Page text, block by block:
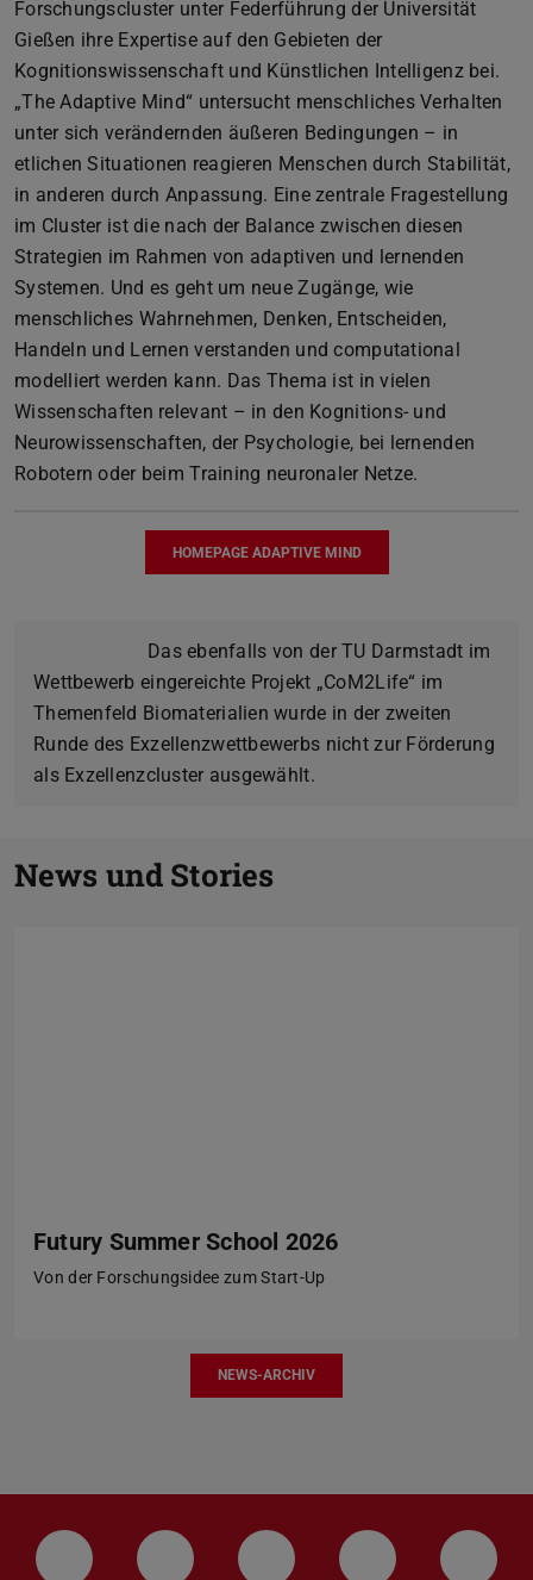
Forschungscluster unter Federführung der Universität
Gießen ihre Expertise auf den Gebieten der
Kognitionswissenschaft und Künstlichen Intelligenz bei.
„The Adaptive Mind“ untersucht menschliches Verhalten
unter sich verändernden äußeren Bedingungen – in
etlichen Situationen reagieren Menschen durch Stabilität,
in anderen durch Anpassung. Eine zentrale Fragestellung
im Cluster ist die nach der Balance zwischen diesen
Strategien im Rahmen von adaptiven und lernenden
Systemen. Und es geht um neue Zugänge, wie
menschliches Wahrnehmen, Denken, Entscheiden,
Handeln und Lernen verstanden und computational
modelliert werden kann. Das Thema ist in vielen
Wissenschaften relevant – in den Kognitions- und
Neurowissenschaften, der Psychologie, bei lernenden
Robotern oder beim Training neuronaler Netze.
HOMEPAGE ADAPTIVE MIND
Das ebenfalls von der TU Darmstadt im
Wettbewerb eingereichte Projekt „CoM2Life“ im
Themenfeld Biomaterialien wurde in der zweiten
Runde des Exzellenzwettbewerbs nicht zur Förderung
als Exzellenzcluster ausgewählt.
News und Stories
Futury Summer School 2026
Von der Forschungsidee zum Start-Up
NEWS-ARCHIV
LinkedIn-Seite der TU Darmstadt
Instagram-Kanal der TU
Bluesky-Kanal der TU
Facebook-